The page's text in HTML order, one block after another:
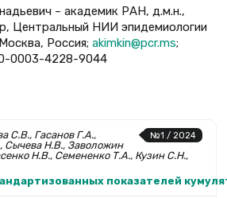
– академик РАН, д.м.н.,
Центральный НИИ эпидемиологии
Россия; akimkin@pcr.ms;
0003-4228-9044
№1 / 2024
С.В., Гасанов Г.А.,
Сычева Н.В., Заволожин
Н.В., Семененко Т.А., Кузин С.Н.,
показателей